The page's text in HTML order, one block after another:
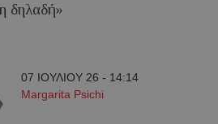
δηλαδή»
07 ΙΟΥΛΙΟΥ 26 - 14:14
Margarita Psichi